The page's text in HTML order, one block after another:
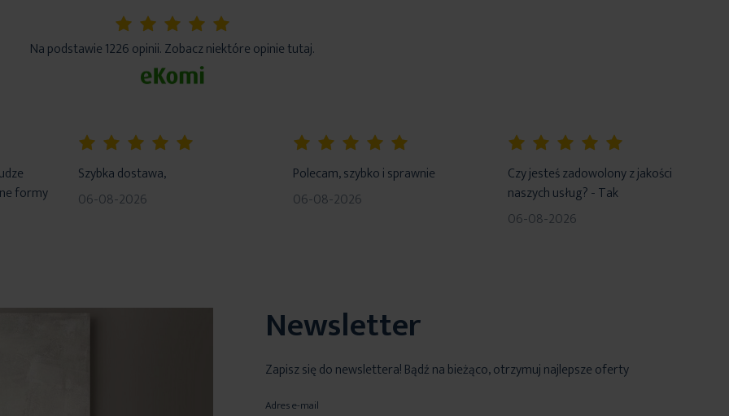
5%
Na podstawie 1226 opinii. Zobacz niektóre opinie tutaj.
formy
Szybka dostawa,
06-08-2026
Polecam, szybko i sprawnie
06-08-2026
Czy jesteś zadowolony z jakości
naszych usług? - Tak
06-08-2026
Newsletter
Zapisz się do newslettera! Bądź na bieżąco, otrzymuj najlepsze oferty
Adres e-mail